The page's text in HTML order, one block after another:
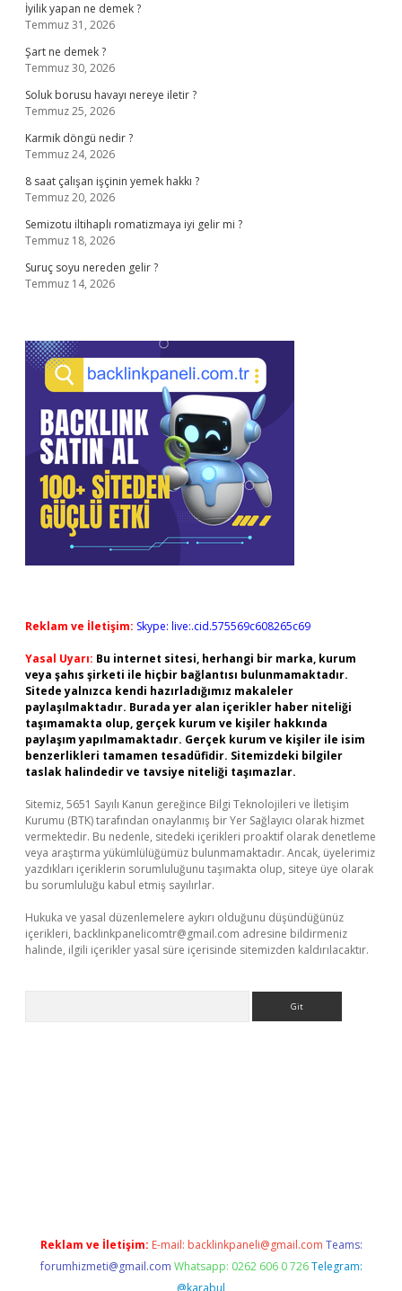
İyilik yapan ne demek ?
Temmuz 31, 2026
Şart ne demek ?
Temmuz 30, 2026
Soluk borusu havayı nereye iletir ?
Temmuz 25, 2026
Karmik döngü nedir ?
Temmuz 24, 2026
8 saat çalışan işçinin yemek hakkı ?
Temmuz 20, 2026
Semizotu iltihaplı romatizmaya iyi gelir mi ?
Temmuz 18, 2026
Suruç soyu nereden gelir ?
Temmuz 14, 2026
Reklam ve İletişim: Skype: live:.cid.575569c608265c69
Yasal Uyarı: Bu internet sitesi, herhangi bir marka, kurum
veya şahıs şirketi ile hiçbir bağlantısı bulunmamaktadır.
Sitede yalnızca kendi hazırladığımız makaleler
paylaşılmaktadır. Burada yer alan içerikler haber niteliği
taşımamakta olup, gerçek kurum ve kişiler hakkında
paylaşım yapılmamaktadır. Gerçek kurum ve kişiler ile isim
benzerlikleri tamamen tesadüfidir. Sitemizdeki bilgiler
taslak halindedir ve tavsiye niteliği taşımazlar.
Sitemiz, 5651 Sayılı Kanun gereğince Bilgi Teknolojileri ve İletişim
Kurumu (BTK) tarafından onaylanmış bir Yer Sağlayıcı olarak hizmet
vermektedir. Bu nedenle, sitedeki içerikleri proaktif olarak denetleme
veya araştırma yükümlülüğümüz bulunmamaktadır. Ancak, üyelerimiz
yazdıkları içeriklerin sorumluluğunu taşımakta olup, siteye üye olarak
bu sorumluluğu kabul etmiş sayılırlar.
Hukuka ve yasal düzenlemelere aykırı olduğunu düşündüğünüz
içerikleri, backlinkpanelicomtr@gmail.com adresine bildirmeniz
halinde, ilgili içerikler yasal süre içerisinde sitemizden kaldırılacaktır.
Reklam ve İletişim: E-mail: backlinkpaneli@gmail.com Teams:
forumhizmeti@gmail.com Whatsapp: 0262 606 0 726 Telegram:
@karabul